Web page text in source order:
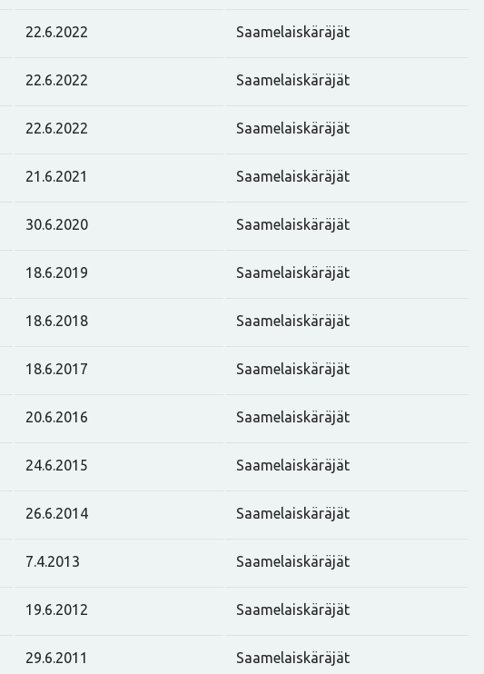
22.6.2022 Saamelaiskäräjät
22.6.2022 Saamelaiskäräjät
22.6.2022 Saamelaiskäräjät
21.6.2021 Saamelaiskäräjät
30.6.2020 Saamelaiskäräjät
18.6.2019 Saamelaiskäräjät
18.6.2018 Saamelaiskäräjät
18.6.2017 Saamelaiskäräjät
20.6.2016 Saamelaiskäräjät
24.6.2015 Saamelaiskäräjät
26.6.2014 Saamelaiskäräjät
7.4.2013 Saamelaiskäräjät
19.6.2012 Saamelaiskäräjät
29.6.2011 Saamelaiskäräjät